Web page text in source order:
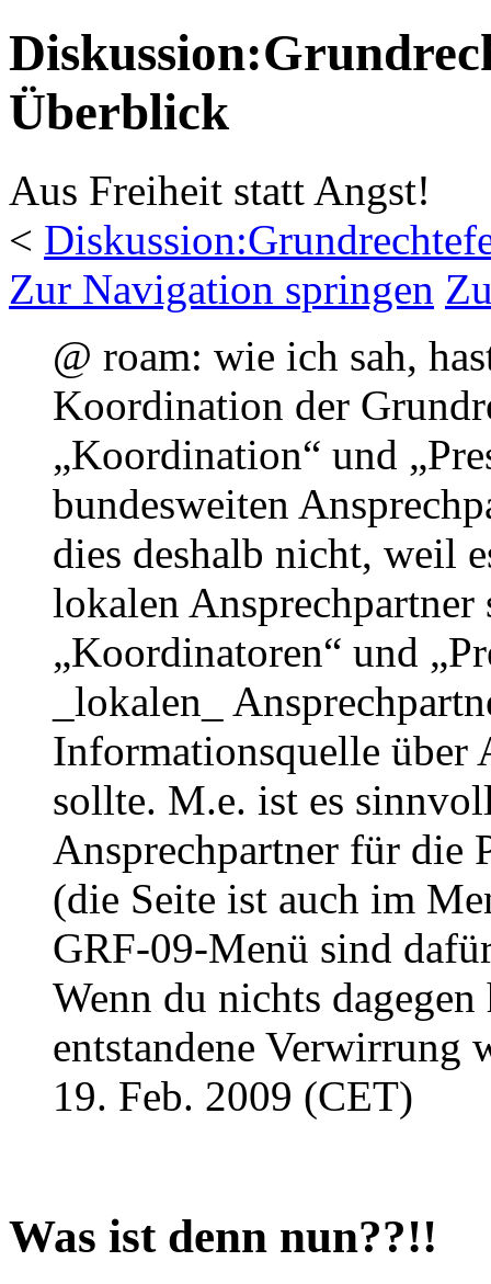
Überblick
Aus Freiheit statt Angst!
<
Zur Navigation springen
@ roam: wie ich sah,
Koordination der
„Koordination“ und
bundesweiten
dies deshalb nicht, weil
lokalen
„Koordinatoren“ und
_lokalen_
Informationsquelle über
sollte. M.e. ist es
Ansprechpartner für die
(die Seite ist auch im
GRF-09-Menü sind
Wenn du nichts
entstandene Verwirrung
19. Feb. 2009 (CET)
Was ist denn nun??!!